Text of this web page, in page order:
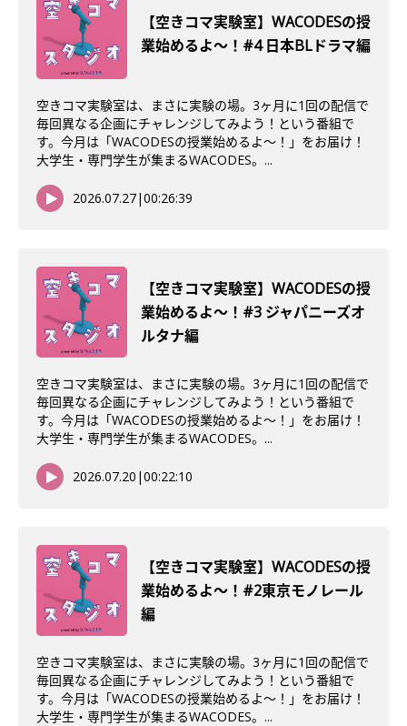
【空きコマ実験室】WACODESの授
業始めるよ～！#4 日本BLドラマ編
空きコマ実験室は、まさに実験の場。3ヶ月に1回の配信で
毎回異なる企画にチャレンジしてみよう！という番組で
す。今月は「WACODESの授業始めるよ～！」をお届け！
大学生・専門学生が集まるWACODES。...
2026.07.27|00:26:39
【空きコマ実験室】WACODESの授
業始めるよ〜！#3 ジャパニーズオ
ルタナ編
空きコマ実験室は、まさに実験の場。3ヶ月に1回の配信で
毎回異なる企画にチャレンジしてみよう！という番組で
す。今月は「WACODESの授業始めるよ～！」をお届け！
大学生・専門学生が集まるWACODES。...
2026.07.20 |00:22:10
【空きコマ実験室】WACODESの授
業始めるよ〜！#2東京モノレール
編
空きコマ実験室は、まさに実験の場。3ヶ月に1回の配信で
毎回異なる企画にチャレンジしてみよう！という番組で
す。今月は「WACODESの授業始めるよ～！」をお届け！
大学生・専門学生が集まるWACODES。...